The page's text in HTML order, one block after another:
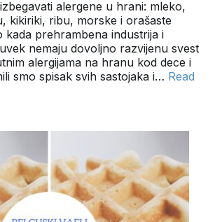
alergene u hrani: mleko,
kikiriki, ribu, morske i orašaste
kada prehrambena industrija i
nemaju dovoljno razvijenu svest
alergijama na hranu kod dece i
smo spisak svih sastojaka i… Read